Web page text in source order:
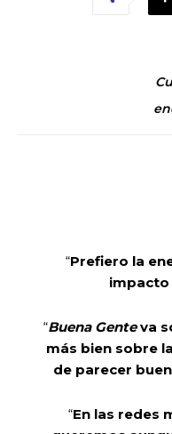
“Prefiero la
impacto
“Buena Genteva
más bien sobre
de parecer
“En las redes